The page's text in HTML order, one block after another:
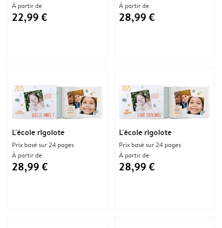
À partir de
28,99 €
L'école rigolote
Prix basé sur 24 pages
À partir de
28,99 €
L'école rigolote
Prix basé sur 24 pages
À partir de
28,99 €
À partir de
22,99 €